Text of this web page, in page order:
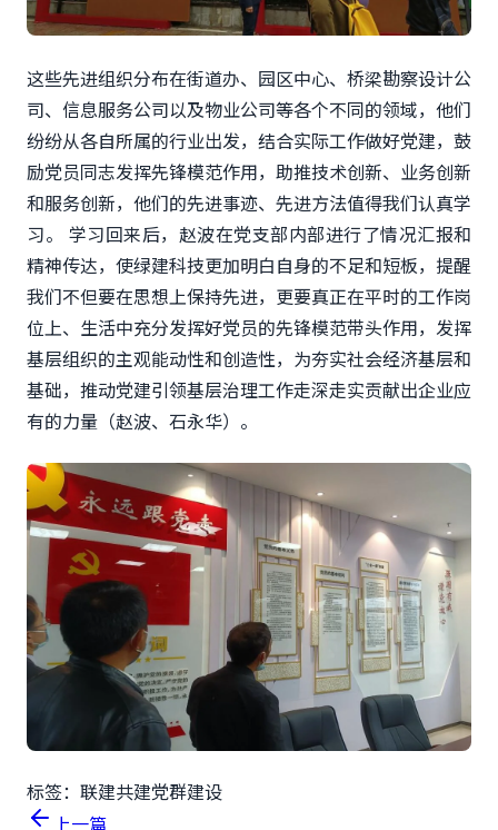
这些先进组织分布在街道办、园区中心、桥梁勘察设计公
司、信息服务公司以及物业公司等各个不同的领域，他们
纷纷从各自所属的行业出发，结合实际工作做好党建，鼓
励党员同志发挥先锋模范作用，助推技术创新、业务创新
和服务创新，他们的先进事迹、先进方法值得我们认真学
习。 学习回来后，赵波在党支部内部进行了情况汇报和
精神传达，使绿建科技更加明白自身的不足和短板，提醒
我们不但要在思想上保持先进，更要真正在平时的工作岗
位上、生活中充分发挥好党员的先锋模范带头作用，发挥
基层组织的主观能动性和创造性，为夯实社会经济基层和
基础，推动党建引领基层治理工作走深走实贡献出企业应
有的力量（赵波、石永华）。
标签： 联建共建党群建设
上一篇